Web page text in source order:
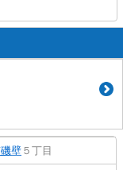
磯壁 ５丁目